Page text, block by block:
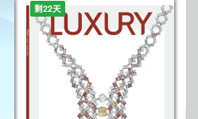
剩22天